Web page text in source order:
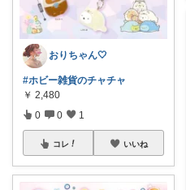
おりちゃん🤍
#ホビー雑貨のチャチャ
￥ 2,480
0 0 1
コレ いいね